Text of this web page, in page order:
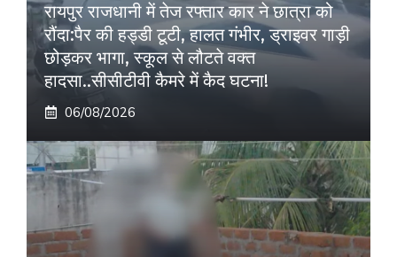
रायपुर राजधानी में तेज रफ्तार कार ने छात्रा को
रौंदा:पैर की हड्डी टूटी, हालत गंभीर, ड्राइवर गाड़ी
छोड़कर भागा, स्कूल से लौटते वक्त
हादसा..सीसीटीवी कैमरे में कैद घटना!
06/08/2026